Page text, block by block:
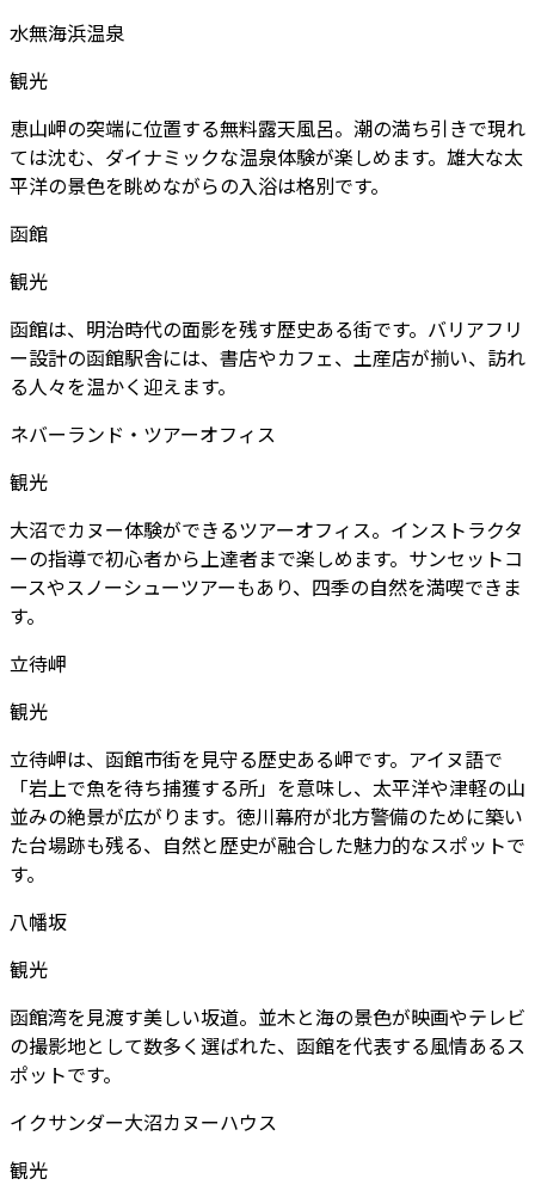
水無海浜温泉
観光
恵山岬の突端に位置する無料露天風呂。潮の満ち引きで現れ
ては沈む、ダイナミックな温泉体験が楽しめます。雄大な太
平洋の景色を眺めながらの入浴は格別です。
函館
観光
函館は、明治時代の面影を残す歴史ある街です。バリアフリ
ー設計の函館駅舎には、書店やカフェ、土産店が揃い、訪れ
る人々を温かく迎えます。
ネバーランド・ツアーオフィス
観光
大沼でカヌー体験ができるツアーオフィス。インストラクタ
ーの指導で初心者から上達者まで楽しめます。サンセットコ
ースやスノーシューツアーもあり、四季の自然を満喫できま
す。
立待岬
観光
立待岬は、函館市街を見守る歴史ある岬です。アイヌ語で
「岩上で魚を待ち捕獲する所」を意味し、太平洋や津軽の山
並みの絶景が広がります。徳川幕府が北方警備のために築い
た台場跡も残る、自然と歴史が融合した魅力的なスポットで
す。
八幡坂
観光
函館湾を見渡す美しい坂道。並木と海の景色が映画やテレビ
の撮影地として数多く選ばれた、函館を代表する風情あるス
ポットです。
イクサンダー大沼カヌーハウス
観光